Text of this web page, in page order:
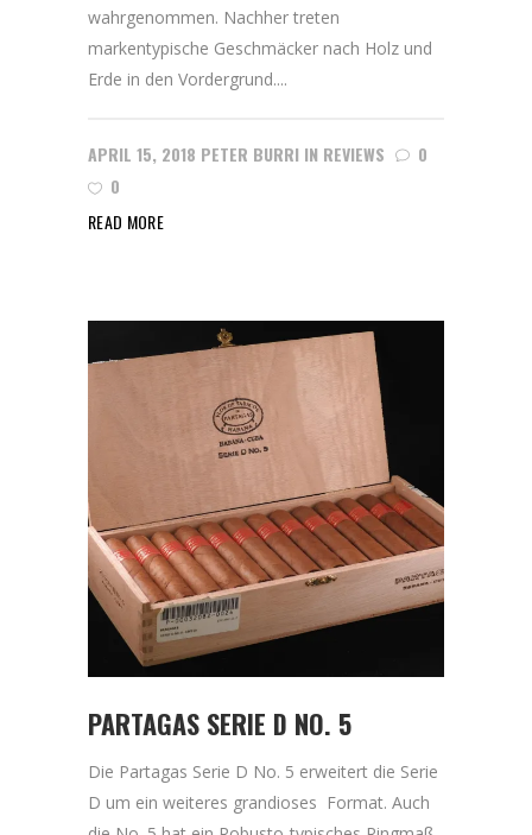
wahrgenommen. Nachher treten
markentypische Geschmäcker nach Holz und
Erde in den Vordergrund....
APRIL 15, 2018 PETER BURRI IN REVIEWS
0
0
READ MORE
PARTAGAS SERIE D NO. 5
Die Partagas Serie D No. 5 erweitert die Serie
D um ein weiteres grandioses Format. Auch